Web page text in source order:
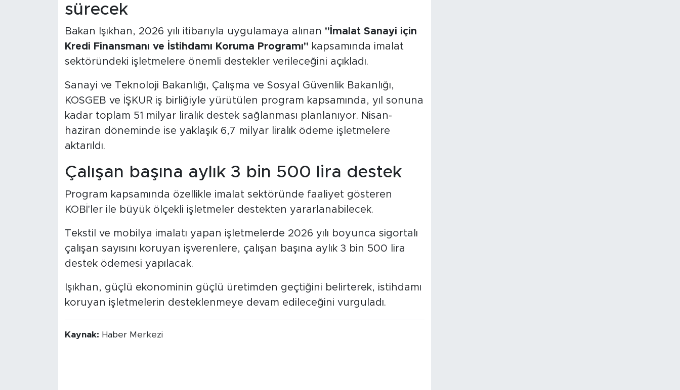
sürecek
Bakan Işıkhan, 2026 yılı itibarıyla uygulamaya alınan "İmalat Sanayi için
Kredi Finansmanı ve İstihdamı Koruma Programı" kapsamında imalat
sektöründeki işletmelere önemli destekler verileceğini açıkladı.
Sanayi ve Teknoloji Bakanlığı, Çalışma ve Sosyal Güvenlik Bakanlığı,
KOSGEB ve İŞKUR iş birliğiyle yürütülen program kapsamında, yıl sonuna
kadar toplam 51 milyar liralık destek sağlanması planlanıyor. Nisan-
haziran döneminde ise yaklaşık 6,7 milyar liralık ödeme işletmelere
aktarıldı.
Çalışan başına aylık 3 bin 500 lira destek
Program kapsamında özellikle imalat sektöründe faaliyet gösteren
KOBİ'ler ile büyük ölçekli işletmeler destekten yararlanabilecek.
Tekstil ve mobilya imalatı yapan işletmelerde 2026 yılı boyunca sigortalı
çalışan sayısını koruyan işverenlere, çalışan başına aylık 3 bin 500 lira
destek ödemesi yapılacak.
Işıkhan, güçlü ekonominin güçlü üretimden geçtiğini belirterek, istihdamı
koruyan işletmelerin desteklenmeye devam edileceğini vurguladı.
Kaynak: Haber Merkezi